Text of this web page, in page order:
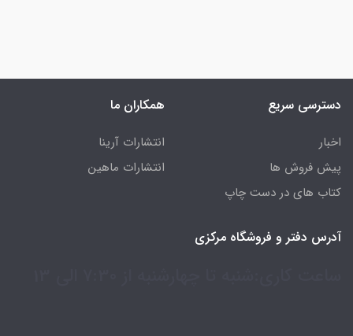
دسترسی سریع
اخبار
پیش فروش ها
کتاب های در دست چاپ
همکاران ما
انتشارات آرینا
انتشارات ماهین
آدرس دفتر و فروشگاه مرکزی